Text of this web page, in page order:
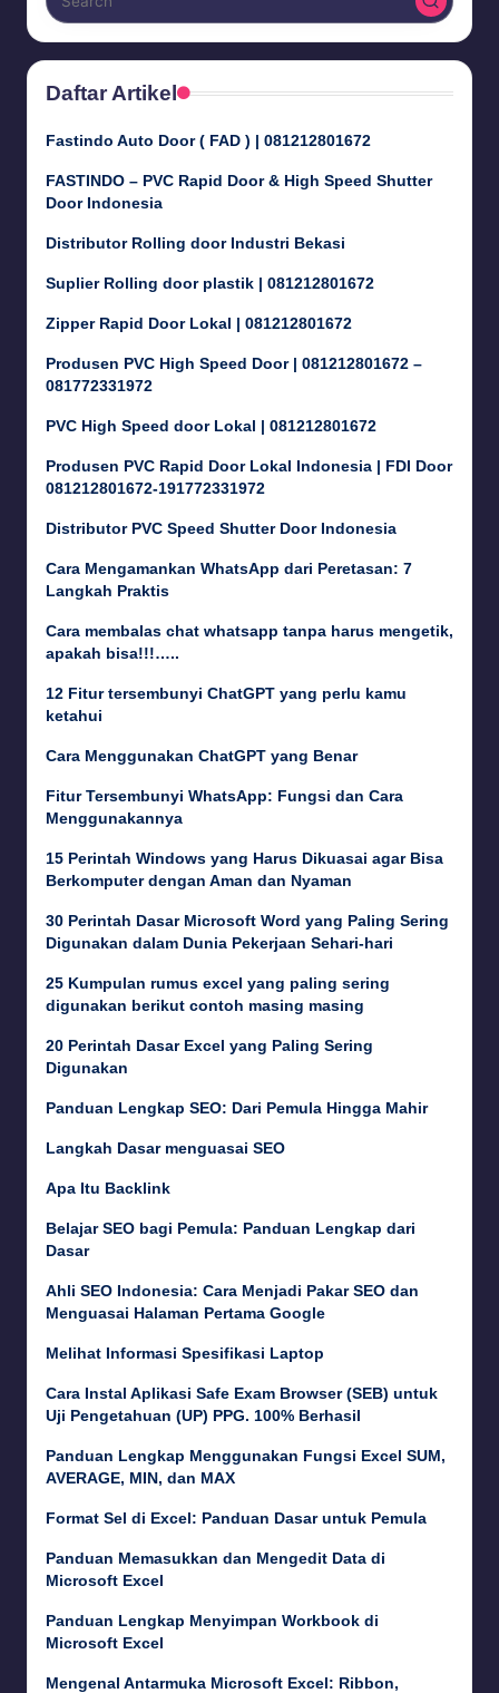
Daftar Artikel
Fastindo Auto Door ( FAD ) | 081212801672
FASTINDO – PVC Rapid Door & High Speed Shutter
Door Indonesia
Distributor Rolling door Industri Bekasi
Suplier Rolling door plastik | 081212801672
Zipper Rapid Door Lokal | 081212801672
Produsen PVC High Speed Door | 081212801672 –
081772331972
PVC High Speed door Lokal | 081212801672
Produsen PVC Rapid Door Lokal Indonesia | FDI Door
081212801672-191772331972
Distributor PVC Speed Shutter Door Indonesia
Cara Mengamankan WhatsApp dari Peretasan: 7
Langkah Praktis
Cara membalas chat whatsapp tanpa harus mengetik,
apakah bisa!!!…..
12 Fitur tersembunyi ChatGPT yang perlu kamu
ketahui
Cara Menggunakan ChatGPT yang Benar
Fitur Tersembunyi WhatsApp: Fungsi dan Cara
Menggunakannya
15 Perintah Windows yang Harus Dikuasai agar Bisa
Berkomputer dengan Aman dan Nyaman
30 Perintah Dasar Microsoft Word yang Paling Sering
Digunakan dalam Dunia Pekerjaan Sehari-hari
25 Kumpulan rumus excel yang paling sering
digunakan berikut contoh masing masing
20 Perintah Dasar Excel yang Paling Sering
Digunakan
Panduan Lengkap SEO: Dari Pemula Hingga Mahir
Langkah Dasar menguasai SEO
Apa Itu Backlink
Belajar SEO bagi Pemula: Panduan Lengkap dari
Dasar
Ahli SEO Indonesia: Cara Menjadi Pakar SEO dan
Menguasai Halaman Pertama Google
Melihat Informasi Spesifikasi Laptop
Cara Instal Aplikasi Safe Exam Browser (SEB) untuk
Uji Pengetahuan (UP) PPG. 100% Berhasil
Panduan Lengkap Menggunakan Fungsi Excel SUM,
AVERAGE, MIN, dan MAX
Format Sel di Excel: Panduan Dasar untuk Pemula
Panduan Memasukkan dan Mengedit Data di
Microsoft Excel
Panduan Lengkap Menyimpan Workbook di
Microsoft Excel
Mengenal Antarmuka Microsoft Excel: Ribbon,